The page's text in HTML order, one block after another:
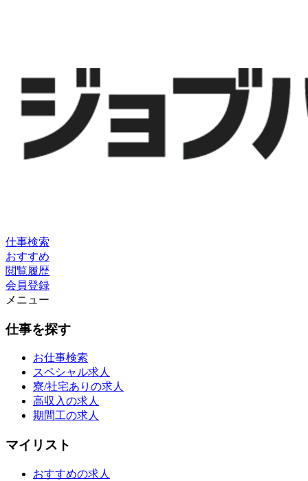
仕事検索
おすすめ
閲覧履歴
会員登録
メニュー
仕事を探す
お仕事検索
スペシャル求人
寮/社宅ありの求人
高収入の求人
期間工の求人
マイリスト
おすすめの求人